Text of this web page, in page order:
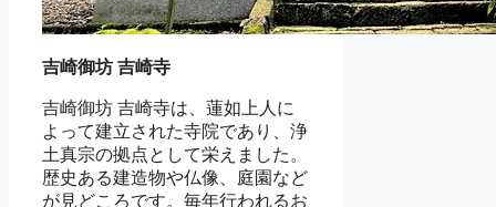
吉崎御坊 吉崎寺
吉崎御坊 吉崎寺は、蓮如上人に
よって建立された寺院であり、浄
土真宗の拠点として栄えました。
歴史ある建造物や仏像、庭園など
が見どころです。毎年行われるお